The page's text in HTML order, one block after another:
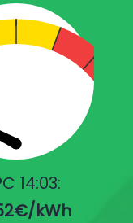
14:03:
kWh